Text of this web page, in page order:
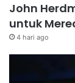
John
untuk
4 hari ago